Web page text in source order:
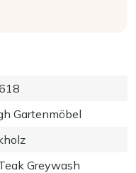
Gartenmöbel
Greywash